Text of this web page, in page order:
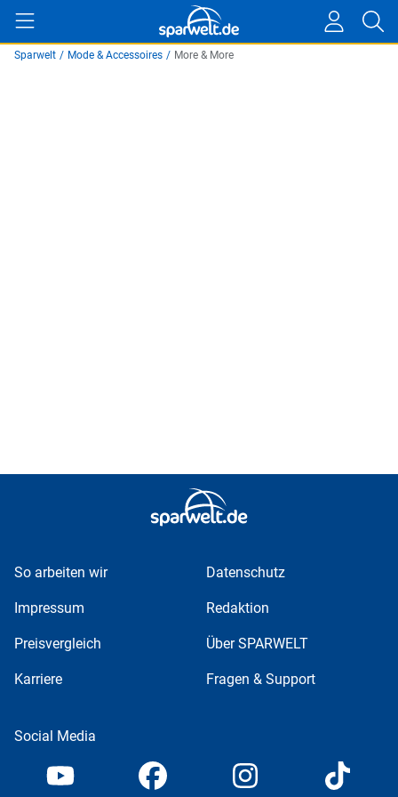
Sparwelt / Mode & Accessoires / More & More
So arbeiten wir Datenschutz
Impressum Redaktion
Preisvergleich Über SPARWELT
Karriere Fragen & Support
Social Media